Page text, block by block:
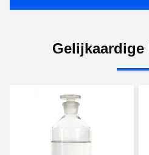
Gelijkaardige